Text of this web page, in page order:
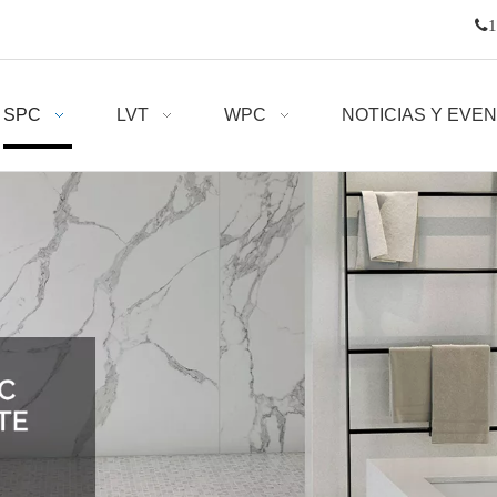

SPC LVT WPC NOTICIAS Y